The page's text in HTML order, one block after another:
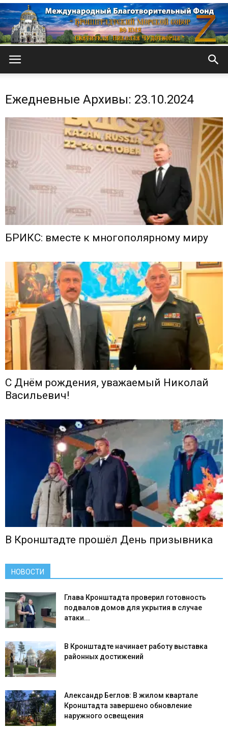
собор
Ежедневные Архивы: 23.10.2024
БРИКС: вместе к многополярному миру
С Днём рождения, уважаемый Николай
Васильевич!
В Кронштадте прошёл День призывника
НОВОСТИ
Глава Кронштадта проверил готовность
подвалов домов для укрытия в случае
атаки...
В Кронштадте начинает работу выставка
районных достижений
Александр Беглов: В жилом квартале
Кронштадта завершено обновление
наружного освещения